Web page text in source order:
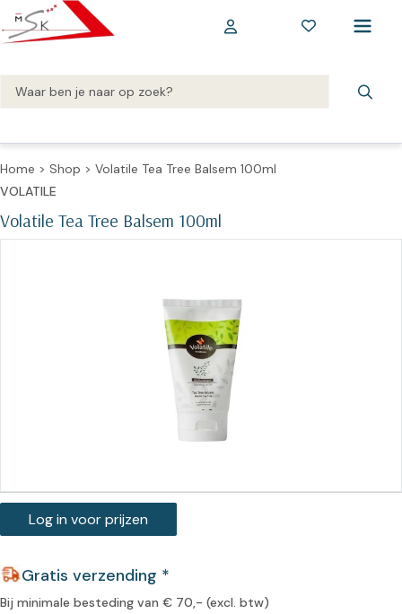
Home > Shop > Volatile Tea Tree Balsem 100ml
Volatile Tea Tree Balsem 100ml
VOLATILE
Log in voor prijzen
Gratis verzending *
Bij minimale besteding van € 70,- (excl. btw)